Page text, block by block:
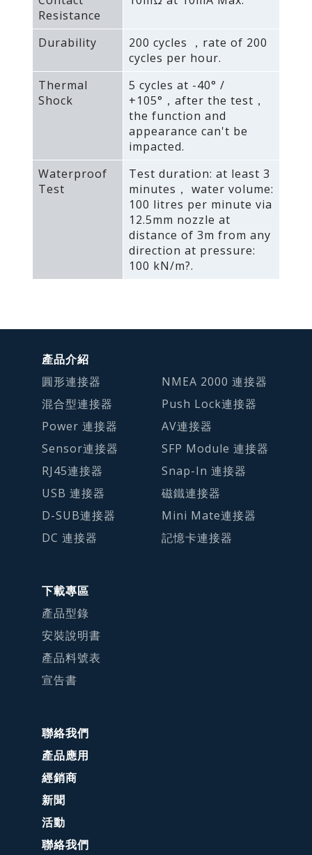
Resistance
Durability
200 cycles ，rate of 200
cycles per hour.
Thermal
Shock
5 cycles at -40° /
+105°，after the test，
the function and
appearance can't be
impacted.
Waterproof
Test
Test duration: at least 3
minutes， water volume:
100 litres per minute via
12.5mm nozzle at
distance of 3m from any
direction at pressure:
100 kN/m?.
產品介紹
圓形連接器
混合型連接器
Power 連接器
Sensor連接器
RJ45連接器
USB 連接器
D-SUB連接器
DC 連接器
NMEA 2000 連接器
Push Lock連接器
AV連接器
SFP Module 連接器
Snap-In 連接器
磁鐵連接器
Mini Mate連接器
記憶卡連接器
下載專區
產品型錄
安裝說明書
產品料號表
宣告書
聯絡我們
產品應用
經銷商
新聞
活動
聯絡我們